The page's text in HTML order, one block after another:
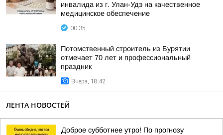
инвалида из г. Улан-Удэ на качественное
медицинское обеспечение
00:35
Потомственный строитель из Бурятии
отмечает 70 лет и профессиональный
праздник
Вчера, 18:42
ЛЕНТА НОВОСТЕЙ
Доброе субботнее утро! По прогнозу